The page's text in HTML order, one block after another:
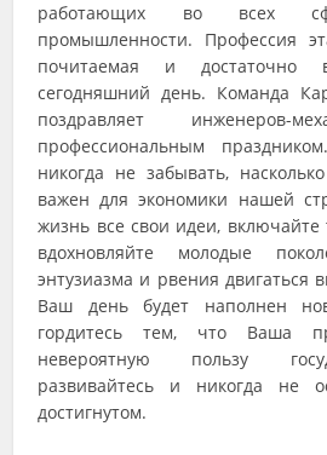
работающих во всех
промышленности. Профессия
почитаемая и достаточно
сегодняшний день. Команда
поздравляет
профессиональным
никогда не забывать,
важен для экономики нашей
жизнь все свои идеи, включайте
вдохновляйте молодые
энтузиазма и рвения двигаться
Ваш день будет наполнен
гордитесь тем, что Ваша
невероятную пользу
развивайтесь и никогда не
достигнутом.